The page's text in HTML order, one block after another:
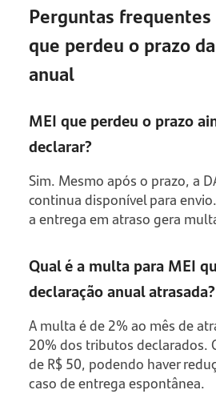
Perguntas frequentes
que perdeu o prazo
anual
MEI que perdeu o prazo
declarar?
Sim. Mesmo após o prazo, a
continua disponível para
a entrega em atraso gera
Qual é a multa para MEI
declaração anual atrasada?
A multa é de 2% ao mês de
20% dos tributos declarados.
de R$ 50, podendo haver
caso de entrega espontânea.